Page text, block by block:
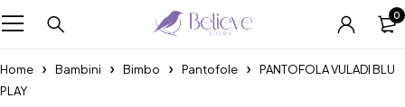
0
Home Bambini Bimbo Pantofole
PANTOFOLA VULADI BLU
PLAY